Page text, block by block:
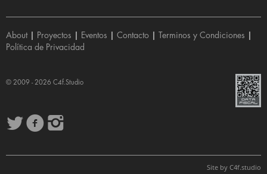
About| Proyectos Eventos Contacto Terminos y Condiciones
Política de Privacidad
© 2009 - 2026 C4f.Studio
Site by C4f.studio